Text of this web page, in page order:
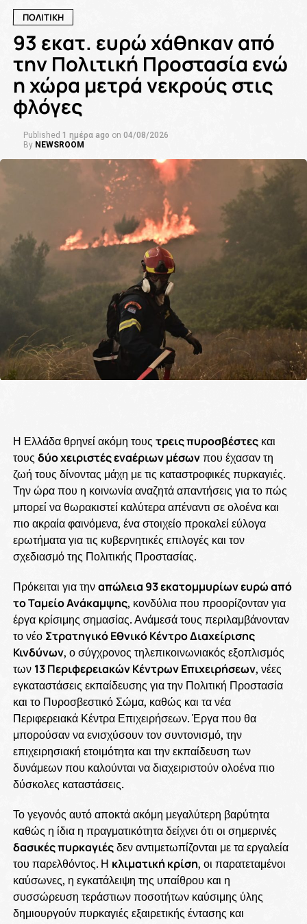
ΠΟΛΙΤΙΚΗ
93 εκατ. ευρώ χάθηκαν από
την Πολιτική Προστασία ενώ
η χώρα μετρά νεκρούς στις
φλόγες
Published 1 ημέρα ago on 04/08/2026
By NEWSROOM
Η Ελλάδα θρηνεί ακόμη τους τρεις πυροσβέστεςκαι
τους δύο χειριστές εναέριων μέσωνπου έχασαν τη
ζωή τους δίνοντας μάχη με τις καταστροφικές πυρκαγιές.
Την ώρα που η κοινωνία αναζητά απαντήσεις για το πώς
μπορεί να θωρακιστεί καλύτερα απέναντι σε ολοένα και
πιο ακραία φαινόμενα, ένα στοιχείο προκαλεί εύλογα
ερωτήματα για τις κυβερνητικές επιλογές και τον
σχεδιασμό της Πολιτικής Προστασίας.
Πρόκειται για τηναπώλεια 93 εκατομμυρίων ευρώ από
το Ταμείο Ανάκαμψης, κονδύλια που προορίζονταν για
έργα κρίσιμης σημασίας. Ανάμεσά τους περιλαμβάνονταν
το νέο Στρατηγικό Εθνικό Κέντρο Διαχείρισης
Κινδύνων, ο σύγχρονος τηλεπικοινωνιακός εξοπλισμός
των 13 Περιφερειακών Κέντρων Επιχειρήσεων, νέες
εγκαταστάσεις εκπαίδευσης για την Πολιτική Προστασία
και το Πυροσβεστικό Σώμα, καθώς και τα νέα
Περιφερειακά Κέντρα Επιχειρήσεων. Έργα που θα
μπορούσαν να ενισχύσουν τον συντονισμό, την
επιχειρησιακή ετοιμότητα και την εκπαίδευση των
δυνάμεων που καλούνται να διαχειριστούν ολοένα πιο
δύσκολες καταστάσεις.
Το γεγονός αυτό αποκτά ακόμη μεγαλύτερη βαρύτητα
καθώς η ίδια η πραγματικότητα δείχνει ότι οι σημερινές
δασικές πυρκαγιέςδεν αντιμετωπίζονται με τα εργαλεία
του παρελθόντος. Η κλιματική κρίση, οι παρατεταμένοι
καύσωνες, η εγκατάλειψη της υπαίθρου και η
συσσώρευση τεράστιων ποσοτήτων καύσιμης ύλης
δημιουργούν πυρκαγιές εξαιρετικής έντασης και